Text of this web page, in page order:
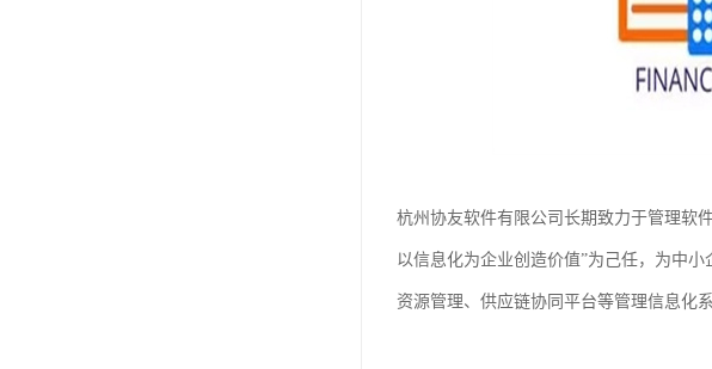
杭州协友软件有限公司长期致力于管理软
以信息化为企业创造价值”为己任，为中
资源管理、供应链协同平台等管理信息化